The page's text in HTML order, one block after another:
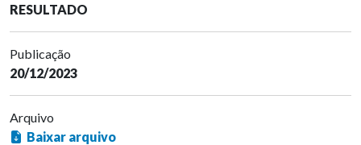
RESULTADO
Publicação
20/12/2023
Arquivo
Baixar arquivo